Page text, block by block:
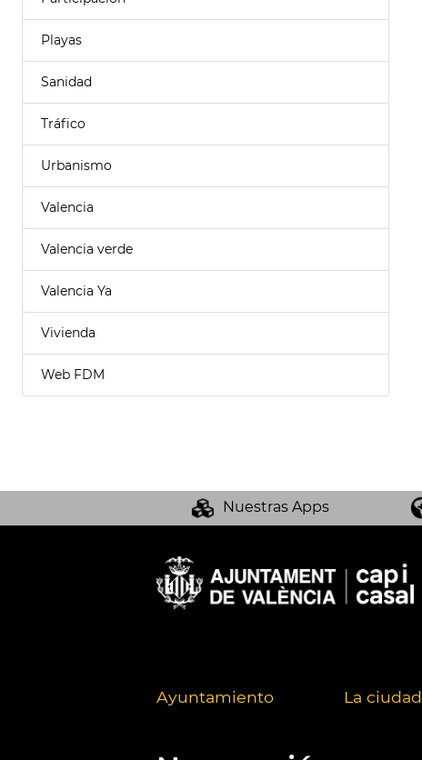
Playas
Sanidad
Tráfico
Urbanismo
Valencia
Valencia verde
Valencia Ya
Vivienda
Web FDM
Nuestras Apps
Ayuntamiento La ciudad